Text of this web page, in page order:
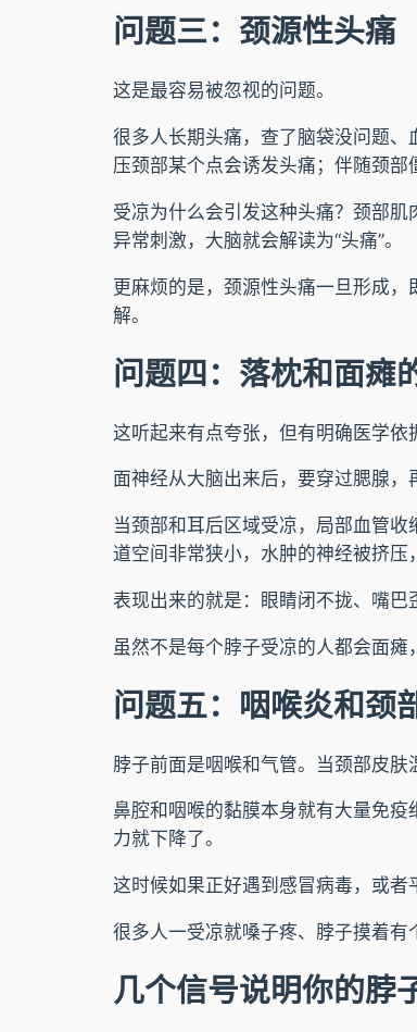
问题三：颈源性头痛
这是最容易被忽视的问题。
很多人长期头痛，查了脑袋没问题
压颈部某个点会诱发头痛；伴随颈部
受凉为什么会引发这种头痛？颈部
异常刺激，大脑就会解读为“头痛”。
更麻烦的是，颈源性头痛一旦形成
解。
问题四：落枕和面瘫
这听起来有点夸张，但有明确医学依
面神经从大脑出来后，要穿过腮腺，
当颈部和耳后区域受凉，局部血管
道空间非常狭小，水肿的神经被挤压
表现出来的就是：眼睛闭不拢、嘴巴
虽然不是每个脖子受凉的人都会面瘫
问题五：咽喉炎和颈
脖子前面是咽喉和气管。当颈部皮肤
鼻腔和咽喉的黏膜本身就有大量免
力就下降了。
这时候如果正好遇到感冒病毒，或者
很多人一受凉就嗓子疼、脖子摸着有
几个信号说明你的脖